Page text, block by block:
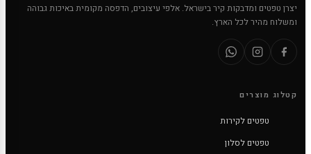
יצרן טפטים ומדבקות קיר בישראל. אלפי עיצובים, הדפסה מקומית באיכות גבוהה
ומשלוח מהיר לכל הארץ.
קטלוג מוצרים
טפטים לקירות
טפטים לסלון